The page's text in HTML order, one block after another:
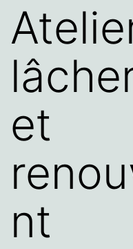
et
nt